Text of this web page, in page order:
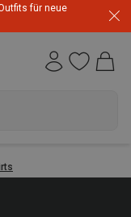
für neue